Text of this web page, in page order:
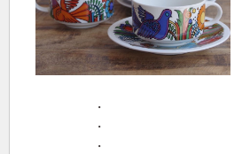
・
・
・